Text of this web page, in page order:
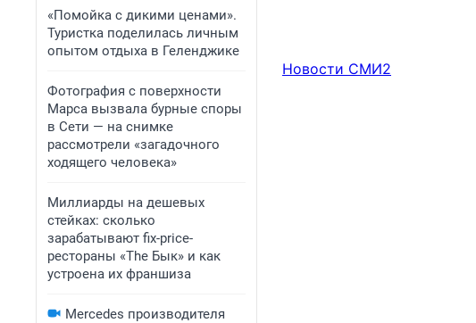
«Помойка с дикими ценами».
Туристка поделилась личным
опытом отдыха в Геленджике
Фотография с поверхности
Марса вызвала бурные споры
в Сети — на снимке
рассмотрели «загадочного
ходящего человека»
Миллиарды на дешевых
стейках: сколько
зарабатывают fix-price-
рестораны «The Бык» и как
устроена их франшиза
Mercedes производителя
Новости СМИ2